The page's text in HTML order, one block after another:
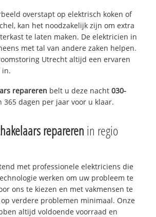
overstapt op elektrisch koken of
kan het noodzakelijk zijn om extra
te laten maken. De elektricien in
met tal van andere zaken helpen.
Utrecht altijd een ervaren
in.
repareren belt u deze nacht030-
365 dagen per jaar voor u klaar.
repareren in regio
met professionele elektriciens die
werken om uw probleem te
ons te kiezen en met vakmensen te
verdere problemen minimaal. Onze
altijd voldoende voorraad en